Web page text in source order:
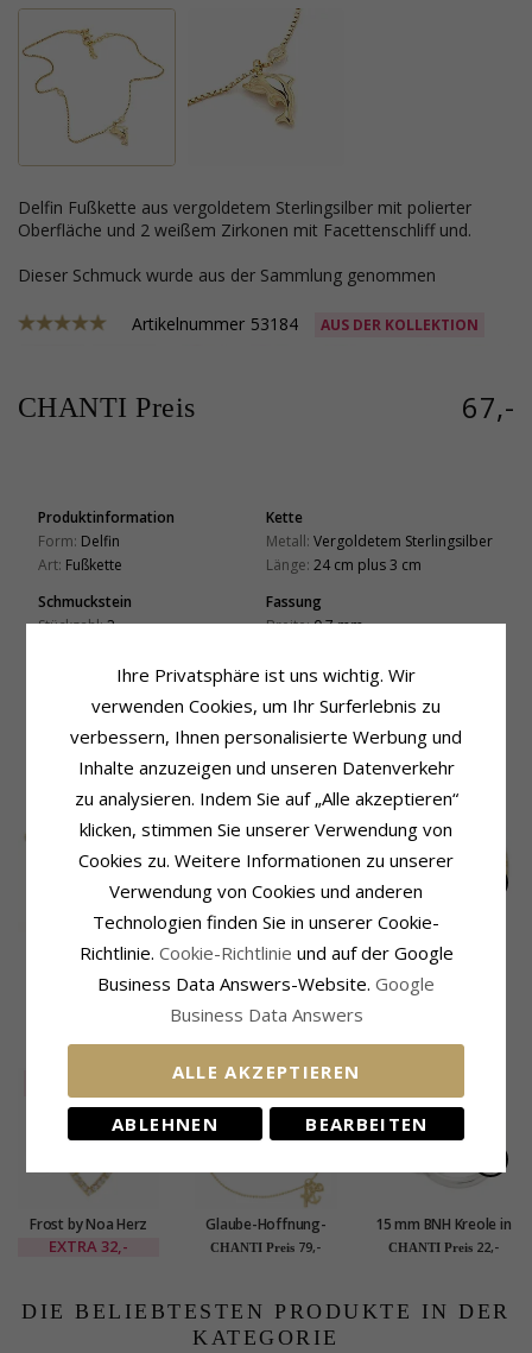
Delfin Fußkette aus vergoldetem Sterlingsilber mit polierter
Oberfläche und 2 weißem Zirkonen mit Facettenschliff und.
Dieser Schmuck wurde aus der Sammlung genommen
Artikelnummer 53184 AUS DER KOLLEKTION
CHANTI Preis 67,-
Produktinformation
Form: Delfin
Art: Fußkette
Kette
Metall: Vergoldetem Sterlingsilber
Länge: 24 cm plus 3 cm
Schmuckstein
Stückzahl:2
Weißem
Zirkon
Fassung
Breite:0,7 mm
Lieferzeit: 4-5 Werktage
VERWANDTE PRODUKTE
Schmetterling
Fußkette aus
vergoldetem
vergoldetem
SALE 60%
13 mm lebensbaum
fußkette aus
vergoldetem
Herz Fußkette aus
vergoldetem
Sterlingsilber und
Sterlingsilber
Frost by Noa Herz
Anhänger mit
Sterlingsilber
weißem Zirkon
EXTRA32,-
Glaube-Hoffnung-
Liebe Fußkette aus
CHANTI Preis 79,-
15 mm BNH Kreole in
Silber
CHANTI Preis 22,-
DIE BELIEBTESTEN PRODUKTE IN DER
KATEGORIE
Ihre Privatsphäre ist uns wichtig. Wir
verwenden Cookies, um Ihr Surferlebnis zu
verbessern, Ihnen personalisierte Werbung und
Inhalte anzuzeigen und unseren Datenverkehr
zu analysieren. Indem Sie auf „Alle akzeptieren“
klicken, stimmen Sie unserer Verwendung von
Cookies zu. Weitere Informationen zu unserer
Verwendung von Cookies und anderen
Technologien finden Sie in unserer Cookie-
Richtlinie. Cookie-Richtlinie und auf der Google
Business Data Answers-Website. Google
Business Data Answers
ALLE AKZEPTIEREN
ABLEHNEN BEARBEITEN